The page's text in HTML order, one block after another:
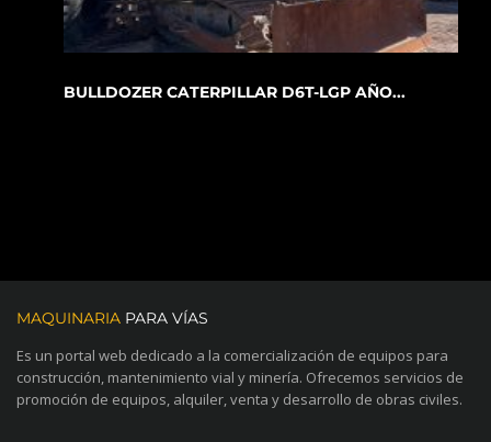
BULLDOZER CATERPILLAR D6T-LGP AÑO...
MAQUINARIA PARA VÍAS
Es un portal web dedicado a la comercialización de equipos para
construcción, mantenimiento vial y minería. Ofrecemos servicios de
promoción de equipos, alquiler, venta y desarrollo de obras civiles.